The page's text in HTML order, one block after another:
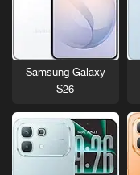
Samsung Galaxy
S26